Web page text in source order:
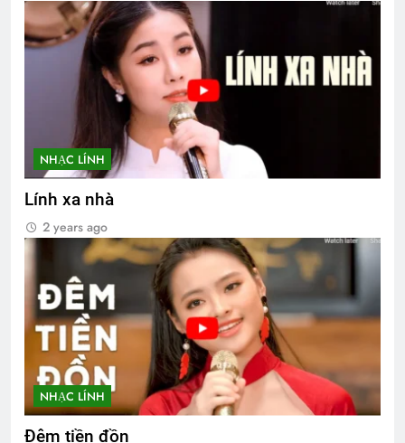
NHẠC LÍNH
Lính xa nhà
2 years ago
NHẠC LÍNH
Đêm tiền đồn